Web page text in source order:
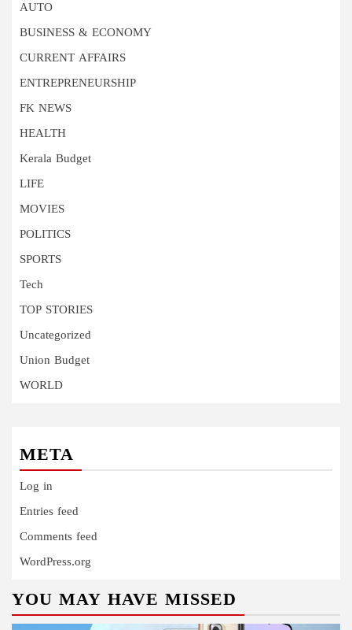
AUTO
BUSINESS & ECONOMY
CURRENT AFFAIRS
ENTREPRENEURSHIP
FK NEWS
HEALTH
Kerala Budget
LIFE
MOVIES
POLITICS
SPORTS
Tech
TOP STORIES
Uncategorized
Union Budget
WORLD
META
Log in
Entries feed
Comments feed
WordPress.org
YOU MAY HAVE MISSED